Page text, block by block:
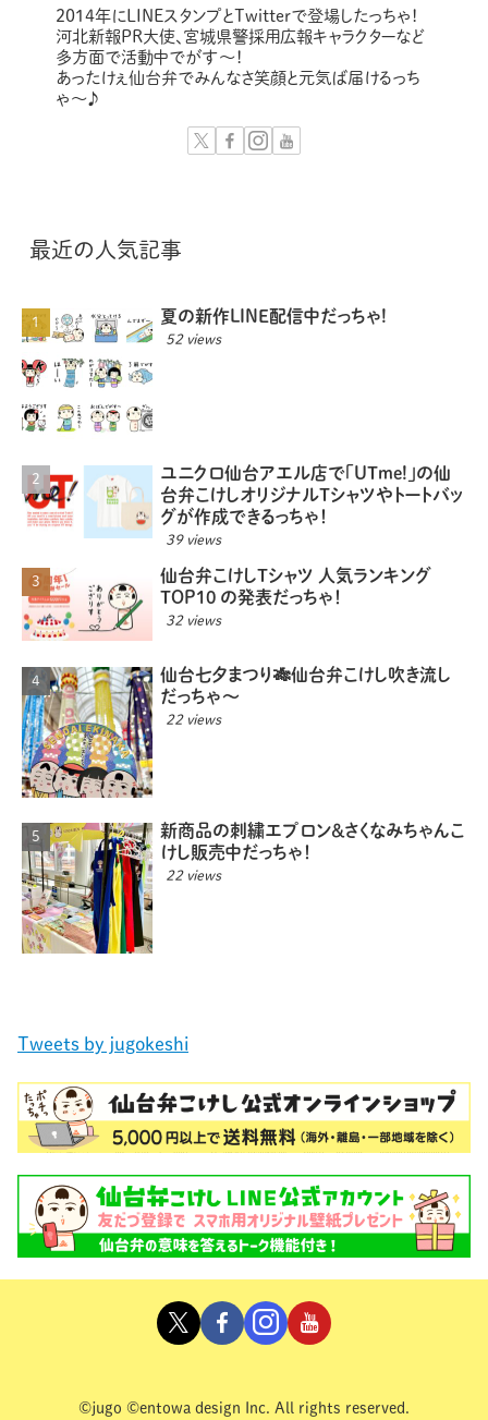
2014年にLINEスタンプとTwitterで登場したっちゃ！
河北新報PR大使、宮城県警採用広報キャラクターなど
多方面で活動中でがす〜！
あったけぇ仙台弁でみんなさ笑顔と元気ば届けるっち
ゃ～♪
最近の人気記事
夏の新作LINE配信中だっちゃ!
52 views
ユニクロ仙台アエル店で「UTme!」の仙
台弁こけしオリジナルTシャツやトートバッ
グが作成できるっちゃ！
39 views
仙台弁こけしTシャツ 人気ランキング
TOP10 の発表だっちゃ！
32 views
仙台七夕まつり🎋仙台弁こけし吹き流し
だっちゃ〜
22 views
新商品の刺繍エプロン＆さくなみちゃんこ
けし販売中だっちゃ！
22 views
Tweets by jugokeshi
©jugo ©entowa design Inc. All rights reserved.